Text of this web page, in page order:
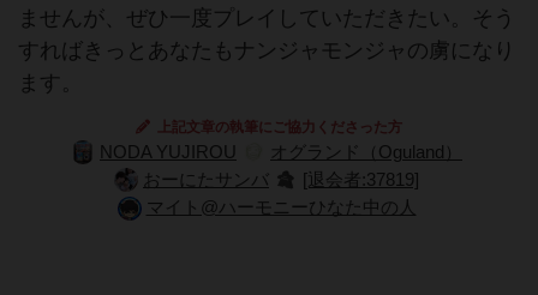
ませんが、ぜひ一度プレイしていただきたい。そう
すればきっとあなたもナンジャモンジャの虜になり
ます。
上記文章の執筆にご協力くださった方
NODA YUJIROU
オグランド（Oguland）
おーにたサンバ
[退会者:37819]
マイト@ハーモニーひなた中の人